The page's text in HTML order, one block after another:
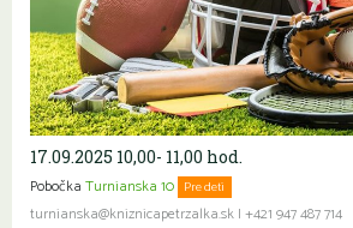
17.09.2025 10,00- 11,00 hod.
Pobočka Turnianska 10 Pre deti
turnianska@kniznicapetrzalka.sk | +421 947 487 714